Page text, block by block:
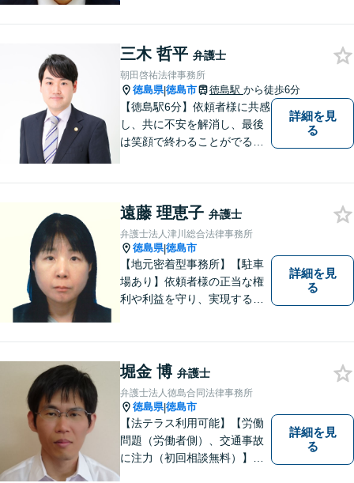
れます。【無料駐車場】
三木 哲平 弁護士
朝田啓祐法律事務所
徳島県|徳島市 徳島駅 から徒歩6分
【徳島駅6分】依頼者様に共感
し、共に不安を解消し、最後
は笑顔で終わることがでるよ
相談にのっています。 まずは
ご相談ください。
詳細を見
る
遠藤 理恵子 弁護士
弁護士法人津川総合法律事務所
徳島県|徳島市
【地元密着型事務所】【駐車
場あり】依頼者様の正当な権
利や利益を守り、実現するた
ります。個人・法人問わずあ
らゆる問題に対応可能！
詳細を見
る
堀金 博 弁護士
弁護士法人徳島合同法律事務所
徳島県|徳島市
【法テラス利用可能】【労働
問題（労働者側）、交通事故
に注力（初回相談無料）】市
詳細を見
る